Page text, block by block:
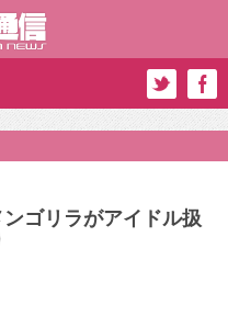
ンゴリラがアイドル扱